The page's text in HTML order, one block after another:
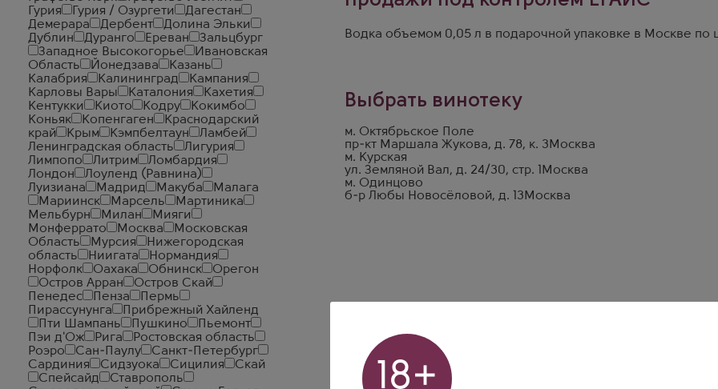
Гурия
Гурия / Озургети
Дагестан
Демерара
Дербент
Долина Эльки
Дублин
Дуранго Ереван
Зальцбург
Западное Высокогорье
Ивановская
Область
Йонедзава
Казань
Калабрия
Калининград
Кампания
Карловы Вары
Каталония
Кахетия
Кентукки
Киото Кодру
Кокимбо
Коньяк
Копенгаген
Краснодарский
край
Крым Кэмпбелтаун
Ламбей
Ленинградская область
Лигурия
Лимпопо
Литрим
Ломбардия
Лондон
Лоуленд (Равнина)
Луизиана
Мадрид Макуба
Малага
Мариинск
Марсель
Мартиника
Мельбурн
Милан
Мияги
Монферрато
Москва
Московская
Область
Мурсия
Нижегородская
область
Ниигата
Нормандия
Норфолк
Оахака Обнинск
Орегон
Остров Арран
Остров Скай
Пенедес
Пенза
Пермь
Пирассунунга
Прибрежный Хайленд
Пти Шампань
Пушкино
Пьемонт
Пэи д'Ож
Рига
Ростовская область
Роэро
Сан-Паулу
Санкт-Петербург
Сардиния
Сидзуока Сицилия
Скай
Спейсайд
Ставрополь
Водка объемом 0,05 л в подарочной упаковке в Москве по
Выбрать винотеку
м. Октябрьское Поле
пр-кт Маршала Жукова, д. 78, к. 3 Москва
м. Курская
ул. Земляной Вал, д. 24/30, стр. 1
Москва
м. Одинцово
б-р Любы Новосёловой, д. 13 Москва
18+